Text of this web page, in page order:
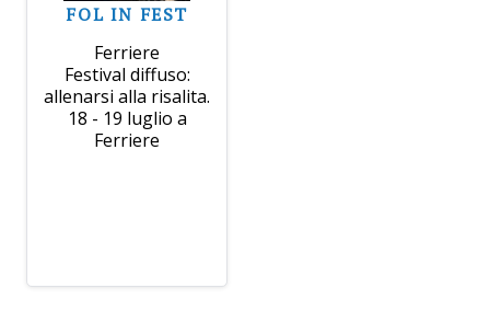
FOL IN FEST
Ferriere
Festival diffuso:
allenarsi alla risalita.
18 - 19 luglio a
Ferriere